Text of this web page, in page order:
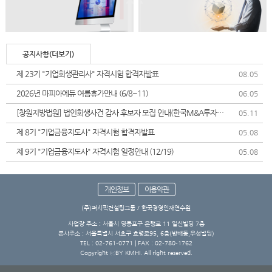
공지사항(더보기)
제 23기 "기업회생관리사" 자격시험 합격자발표 08.05
2026년 마피아에듀 여름휴가안내 (6/8~11) 06.05
[창원지방법원] 법인회생사건 감사 후보자 모집 안내(한국M&A투자협
회)
05.11
제 8기 "기업금융지도사" 자격시험 합격자발표 05.08
제 9기 "기업금융지도사" 자격시험 일정안내 (12/19) 05.08
개인정보 이용약관
(주)퍼시픽컨설팅그룹 / 한국경영인재연수원
사업장 주소 : 서울시 영등포구 은행로 11 일신빌딩 7층
본사주소 : 서울특별시 서초구 효령로95, 6층(방배동,우성빌딩)
TEL : 02-761-0771 | FAX : 02-780-1762
Copyright ⓒBY KMHI. All right reserved.